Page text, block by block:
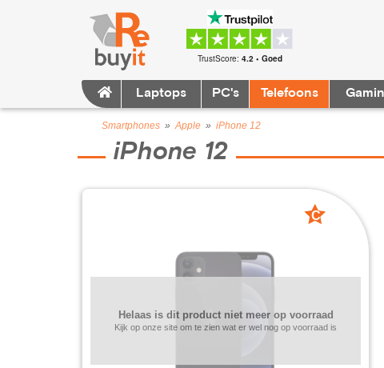
TrustScore: 4.2 • Goed
Laptops PC's Telefoons
Smartphones »Apple » iPhone 12
iPhone 12
Helaas is dit product niet meer op voorraad
Kijk op onze site om te zien wat er wel nog op voorraad is
C